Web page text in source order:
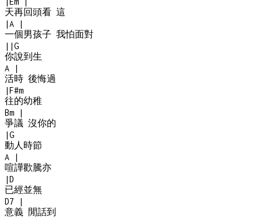
天再回頭看 這
|A
|
一個男孩子 我怕面對
| |G
你說到生
A
|
活時 後悔過
|F#m
往的幼稚
Bm
|
爭議 沒你的
|G
動人時節
A
|
喧譁歡騰亦
|D
已經並無
D7
|
意義 閒話到